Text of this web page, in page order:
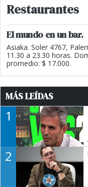
Restaurantes
El mundo en un bar.
Asiaka. Soler 4767,
11.30 a 23.30 horas.
promedio: $ 17.000.
MÁS LEÍDAS
1
2